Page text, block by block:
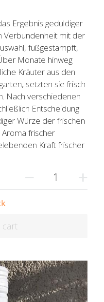
Ergebnis geduldiger
Verbundenheit mit der
fußgestampft,
Monate hinweg
Kräuter aus den
setzten sie frisch
Nach verschiedenen
Entscheidung
Würze der frischen
frischer
Kraft frischer